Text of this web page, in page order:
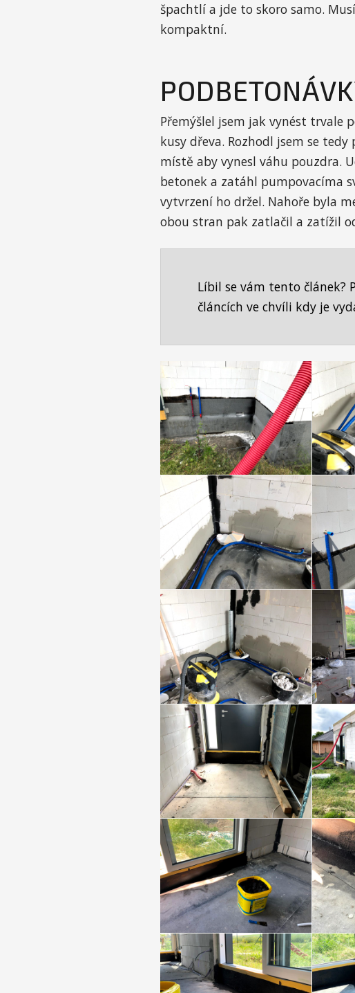
špachtlí a jde to skoro samo.
kompaktní.
Přemýšlel jsem jak vynést trvale
kusy dřeva. Rozhodl jsem se
místě aby vynesl váhu pouzdra.
betonek a zatáhl pumpovacíma
vytvrzení ho držel. Nahoře byla
obou stran pak zatlačil a zatížil
Líbil se vám tento článek?
článcích ve chvíli kdy je